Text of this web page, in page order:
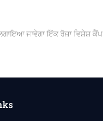
ਜਾਵੇਗਾ ਇੱਕ ਰੋਜ਼ਾ ਵਿਸ਼ੇਸ਼ ਕੈਂਪ